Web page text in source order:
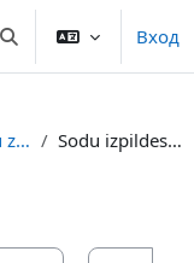
Изменить данныеВход
Tiesību zinātne Sodu izpildes tiesības